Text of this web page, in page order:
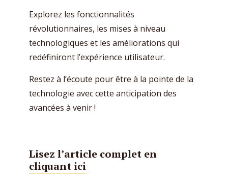
Explorez les fonctionnalités
révolutionnaires, les mises à niveau
technologiques et les améliorations qui
redéfiniront l’expérience utilisateur.
Restez à l’écoute pour être à la pointe de la
technologie avec cette anticipation des
avancées à venir !
Lisez l’article complet en
cliquant ici